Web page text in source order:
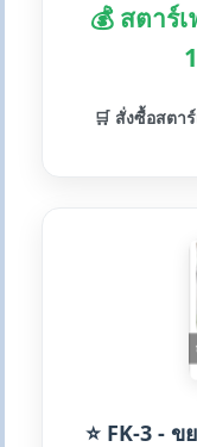
💰 สตาร์
🛒 สั่งซื้อสตา
⭐ FK-3 -